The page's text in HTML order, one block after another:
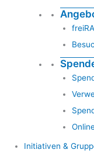
Initiativen &